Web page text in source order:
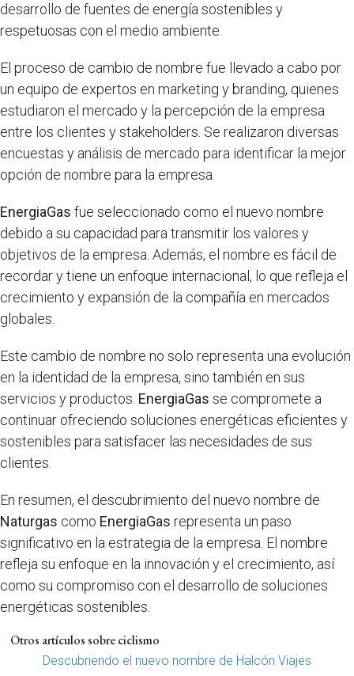
desarrollo de fuentes de energía sostenibles y
respetuosas con el medio ambiente.
El proceso de cambio de nombre fue llevado a cabo por
un equipo de expertos en marketing y branding, quienes
estudiaron el mercado y la percepción de la empresa
entre los clientes y stakeholders. Se realizaron diversas
encuestas y análisis de mercado para identificar la mejor
opción de nombre para la empresa.
EnergiaGas fue seleccionado como el nuevo nombre
debido a su capacidad para transmitir los valores y
objetivos de la empresa. Además, el nombre es fácil de
recordar y tiene un enfoque internacional, lo que refleja el
crecimiento y expansión de la compañía en mercados
globales.
Este cambio de nombre no solo representa una evolución
en la identidad de la empresa, sino también en sus
servicios y productos. EnergiaGas se compromete a
continuar ofreciendo soluciones energéticas eficientes y
sostenibles para satisfacer las necesidades de sus
clientes.
En resumen, el descubrimiento del nuevo nombre de
Naturgas como EnergiaGas representa un paso
significativo en la estrategia de la empresa. El nombre
refleja su enfoque en la innovación y el crecimiento, así
como su compromiso con el desarrollo de soluciones
energéticas sostenibles.
Otros artículos sobre ciclismo
Descubriendo el nuevo nombre de Halcón Viajes